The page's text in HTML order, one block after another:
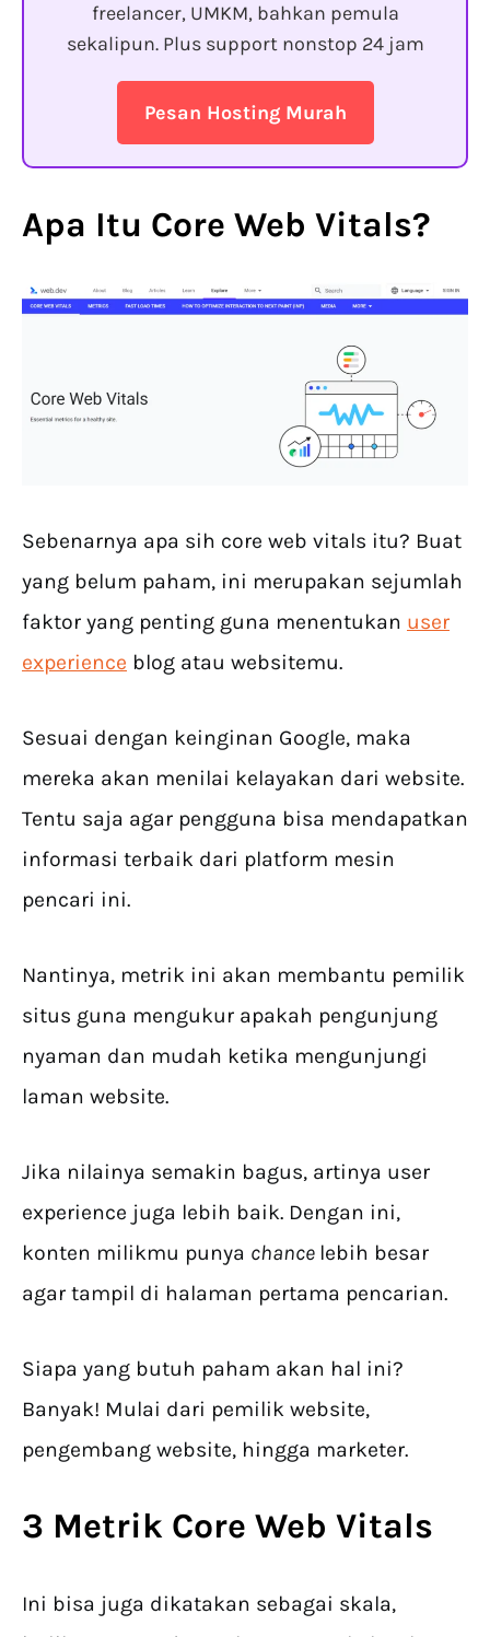
freelancer, UMKM, bahkan pemula
sekalipun. Plus support nonstop 24 jam
Pesan Hosting Murah
Apa Itu Core Web Vitals?
Sebenarnya apa sih core web vitals itu? Buat
yang belum paham, ini merupakan sejumlah
faktor yang penting guna menentukan user
experience blog atau websitemu.
Sesuai dengan keinginan Google, maka
mereka akan menilai kelayakan dari website.
Tentu saja agar pengguna bisa mendapatkan
informasi terbaik dari platform mesin
pencari ini.
Nantinya, metrik ini akan membantu pemilik
situs guna mengukur apakah pengunjung
nyaman dan mudah ketika mengunjungi
laman website.
Jika nilainya semakin bagus, artinya user
experience juga lebih baik. Dengan ini,
konten milikmu punya chance lebih besar
agar tampil di halaman pertama pencarian.
Siapa yang butuh paham akan hal ini?
Banyak! Mulai dari pemilik website,
pengembang website, hingga marketer.
3 Metrik Core Web Vitals
Ini bisa juga dikatakan sebagai skala,